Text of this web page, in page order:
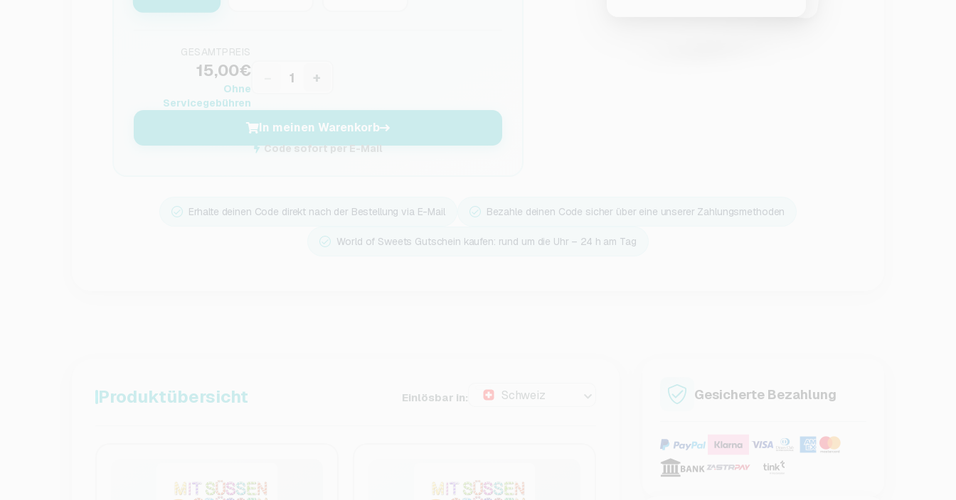
GESAMTPREIS
15,00€
Ohne
Servicegebühren
+
In meinen Warenkorb
Code sofort per E-Mail
Erhalte deinen Code direkt nach der Bestellung via E-Mail Bezahle deinen Code sicher über eine unserer Zahlungsmethoden
World of Sweets Gutschein kaufen: rund um die Uhr – 24 h am Tag
Produktübersicht Einlösbar in: Schweiz Gesicherte Bezahlung